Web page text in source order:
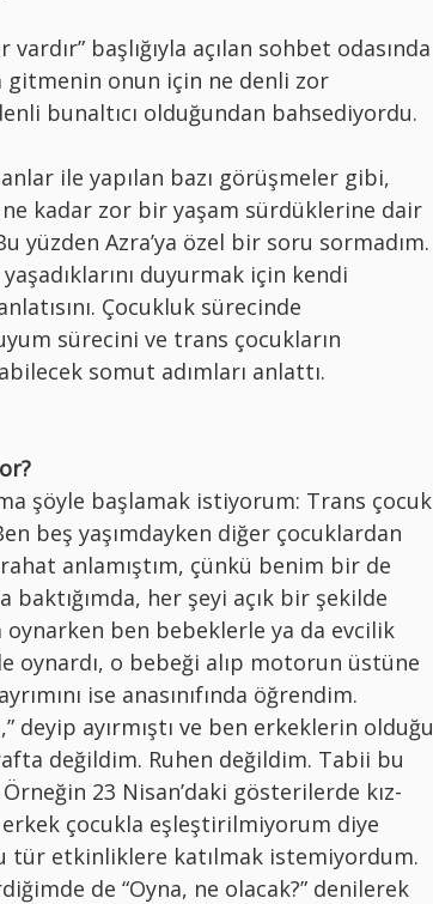
başlığıyla açılan sohbet odasında
gitmenin onun için ne denli zor
bunaltıcı olduğundan bahsediyordu.
ile yapılan bazı görüşmeler gibi,
ne kadar zor bir yaşam sürdüklerine dair
yüzden Azra’ya özel bir soru sormadım.
duyurmak için kendi
Çocukluk sürecinde
sürecini ve trans çocukların
somut adımları anlattı.
şöyle başlamak istiyorum: Trans çocuk
beş yaşımdayken diğer çocuklardan
anlamıştım, çünkü benim bir de
her şeyi açık bir şekilde
ben bebeklerle ya da evcilik
oynardı, o bebeği alıp motorun üstüne
ise anasınıfında öğrendim.
deyip ayırmıştı ve ben erkeklerin olduğu
değildim. Ruhen değildim. Tabii bu
23 Nisan’daki gösterilerde kız-
çocukla eşleştirilmiyorum diye
tür etkinliklere katılmak istemiyordum.
de “Oyna, ne olacak?” denilerek